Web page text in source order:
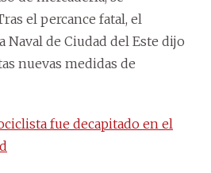
el percance fatal, el
Naval de Ciudad del Este dijo
nuevas medidas de
fue decapitado en el